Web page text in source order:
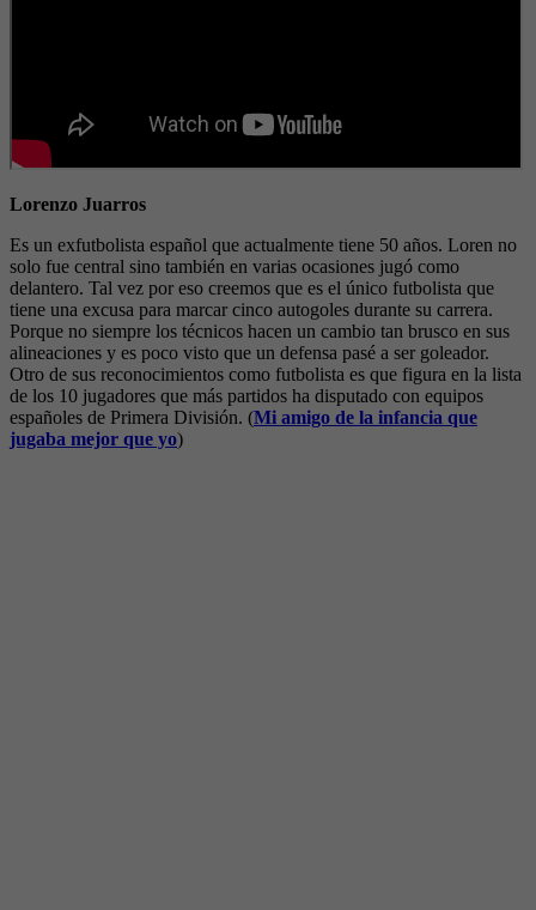
Lorenzo Juarros
Es un exfutbolista español que actualmente tiene 50 años. Loren no
solo fue central sino también en varias ocasiones jugó como
delantero. Tal vez por eso creemos que es el único futbolista que
tiene una excusa para marcar cinco autogoles durante su carrera.
Porque no siempre los técnicos hacen un cambio tan brusco en sus
alineaciones y es poco visto que un defensa pasé a ser goleador.
Otro de sus reconocimientos como futbolista es que figura en la lista
de los 10 jugadores que más partidos ha disputado con equipos
españoles de Primera División. (Mi amigo de la infancia que
jugaba mejor que yo)